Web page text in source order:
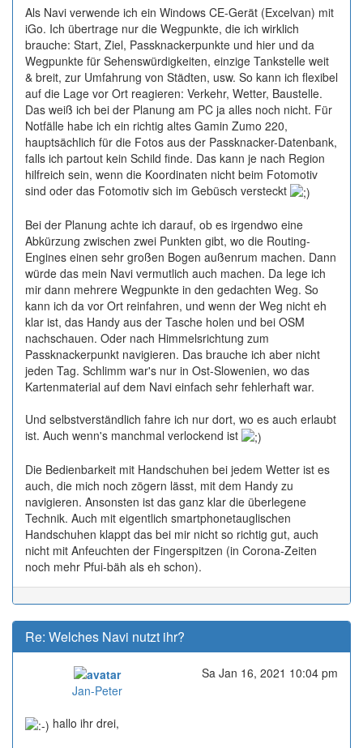
Als Navi verwende ich ein Windows CE-Gerät (Excelvan) mit
iGo. Ich übertrage nur die Wegpunkte, die ich wirklich
brauche: Start, Ziel, Passknackerpunkte und hier und da
Wegpunkte für Sehenswürdigkeiten, einzige Tankstelle weit
& breit, zur Umfahrung von Städten, usw. So kann ich flexibel
auf die Lage vor Ort reagieren: Verkehr, Wetter, Baustelle.
Das weiß ich bei der Planung am PC ja alles noch nicht. Für
Notfälle habe ich ein richtig altes Gamin Zumo 220,
hauptsächlich für die Fotos aus der Passknacker-Datenbank,
falls ich partout kein Schild finde. Das kann je nach Region
hilfreich sein, wenn die Koordinaten nicht beim Fotomotiv
sind oder das Fotomotiv sich im Gebüsch versteckt
Bei der Planung achte ich darauf, ob es irgendwo eine
Abkürzung zwischen zwei Punkten gibt, wo die Routing-
Engines einen sehr großen Bogen außenrum machen. Dann
würde das mein Navi vermutlich auch machen. Da lege ich
mir dann mehrere Wegpunkte in den gedachten Weg. So
kann ich da vor Ort reinfahren, und wenn der Weg nicht eh
klar ist, das Handy aus der Tasche holen und bei OSM
nachschauen. Oder nach Himmelsrichtung zum
Passknackerpunkt navigieren. Das brauche ich aber nicht
jeden Tag. Schlimm war's nur in Ost-Slowenien, wo das
Kartenmaterial auf dem Navi einfach sehr fehlerhaft war.
Und selbstverständlich fahre ich nur dort, wo es auch erlaubt
ist. Auch wenn's manchmal verlockend ist
Die Bedienbarkeit mit Handschuhen bei jedem Wetter ist es
auch, die mich noch zögern lässt, mit dem Handy zu
navigieren. Ansonsten ist das ganz klar die überlegene
Technik. Auch mit eigentlich smartphonetauglischen
Handschuhen klappt das bei mir nicht so richtig gut, auch
nicht mit Anfeuchten der Fingerspitzen (in Corona-Zeiten
noch mehr Pfui-bäh als eh schon).
Re: Welches Navi nutzt ihr?
Jan-PeterOnline
Sa Jan 16, 2021 10:04 pm
hallo ihr drei,